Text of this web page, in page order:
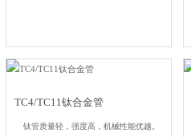
TC4/TC11钛合金管
钛管质量轻，强度高，机械性能优越。